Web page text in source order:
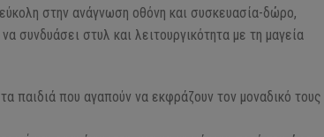
στην ανάγνωση οθόνη και συσκευασία-δώρο,
συνδυάσει στυλ και λειτουργικότητα με τη μαγεία
παιδιά που αγαπούν να εκφράζουν τον μοναδικό τους